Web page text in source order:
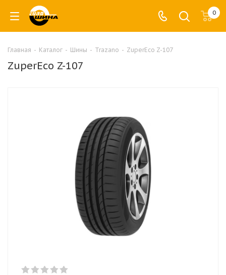
0
Главная - Каталог - Шины - Trazano - ZuperEco Z-107
ZuperEco Z-107